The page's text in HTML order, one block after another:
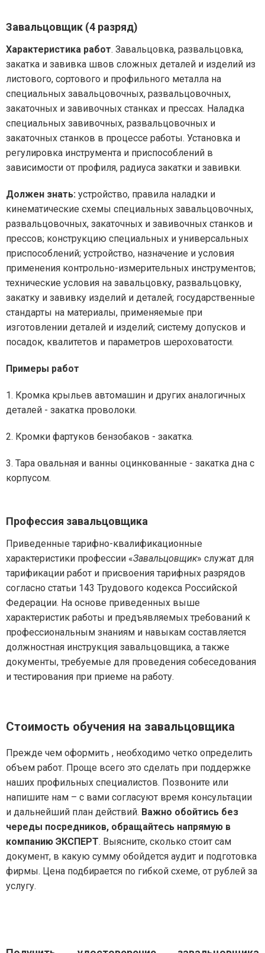
Завальцовщик (4 разряд)
Характеристика работ. Завальцовка, развальцовка,
закатка и завивка швов сложных деталей и изделий из
листового, сортового и профильного металла на
специальных завальцовочных, развальцовочных,
закаточных и завивочных станках и прессах. Наладка
специальных завивочных, развальцовочных и
закаточных станков в процессе работы. Установка и
регулировка инструмента и приспособлений в
зависимости от профиля, радиуса закатки и завивки.
Должен знать: устройство, правила наладки и
кинематические схемы специальных завальцовочных,
развальцовочных, закаточных и завивочных станков и
прессов; конструкцию специальных и универсальных
приспособлений; устройство, назначение и условия
применения контрольно-измерительных инструментов;
технические условия на завальцовку, развальцовку,
закатку и завивку изделий и деталей; государственные
стандарты на материалы, применяемые при
изготовлении деталей и изделий; систему допусков и
посадок, квалитетов и параметров шероховатости.
Примеры работ
1. Кромка крыльев автомашин и других аналогичных
деталей - закатка проволоки.
2. Кромки фартуков бензобаков - закатка.
3. Тара овальная и ванны оцинкованные - закатка дна с
корпусом.
Профессия завальцовщика
Приведенные тарифно-квалификационные
характеристики профессии «Завальцовщик» служат для
тарификации работ и присвоения тарифных разрядов
согласно статьи 143 Трудового кодекса Российской
Федерации. На основе приведенных выше
характеристик работы и предъявляемых требований к
профессиональным знаниям и навыкам составляется
должностная инструкция завальцовщика, а также
документы, требуемые для проведения собеседования
и тестирования при приеме на работу.
Стоимость обучения на завальцовщика
Прежде чем оформить , необходимо четко определить
объем работ. Проще всего это сделать при поддержке
наших профильных специалистов. Позвоните или
напишите нам – с вами согласуют время консультации
и дальнейший план действий. Важно обойтись без
череды посредников, обращайтесь напрямую в
компанию ЭКСПЕРТ. Выясните, сколько стоит сам
документ, в какую сумму обойдется аудит и подготовка
фирмы. Цена подбирается по гибкой схеме, от рублей за
услугу.